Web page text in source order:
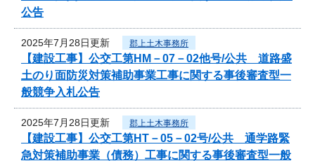
公告
2025年7月28日更新 郡上土木事務所
【建設工事】公交工第HM－07－02他号/公共 道路盛
土のり面防災対策補助事業工事に関する事後審査型一
般競争入札公告
2025年7月28日更新 郡上土木事務所
【建設工事】公交工第HT－05－02号/公共 通学路緊
急対策補助事業（債務）工事に関する事後審査型一般